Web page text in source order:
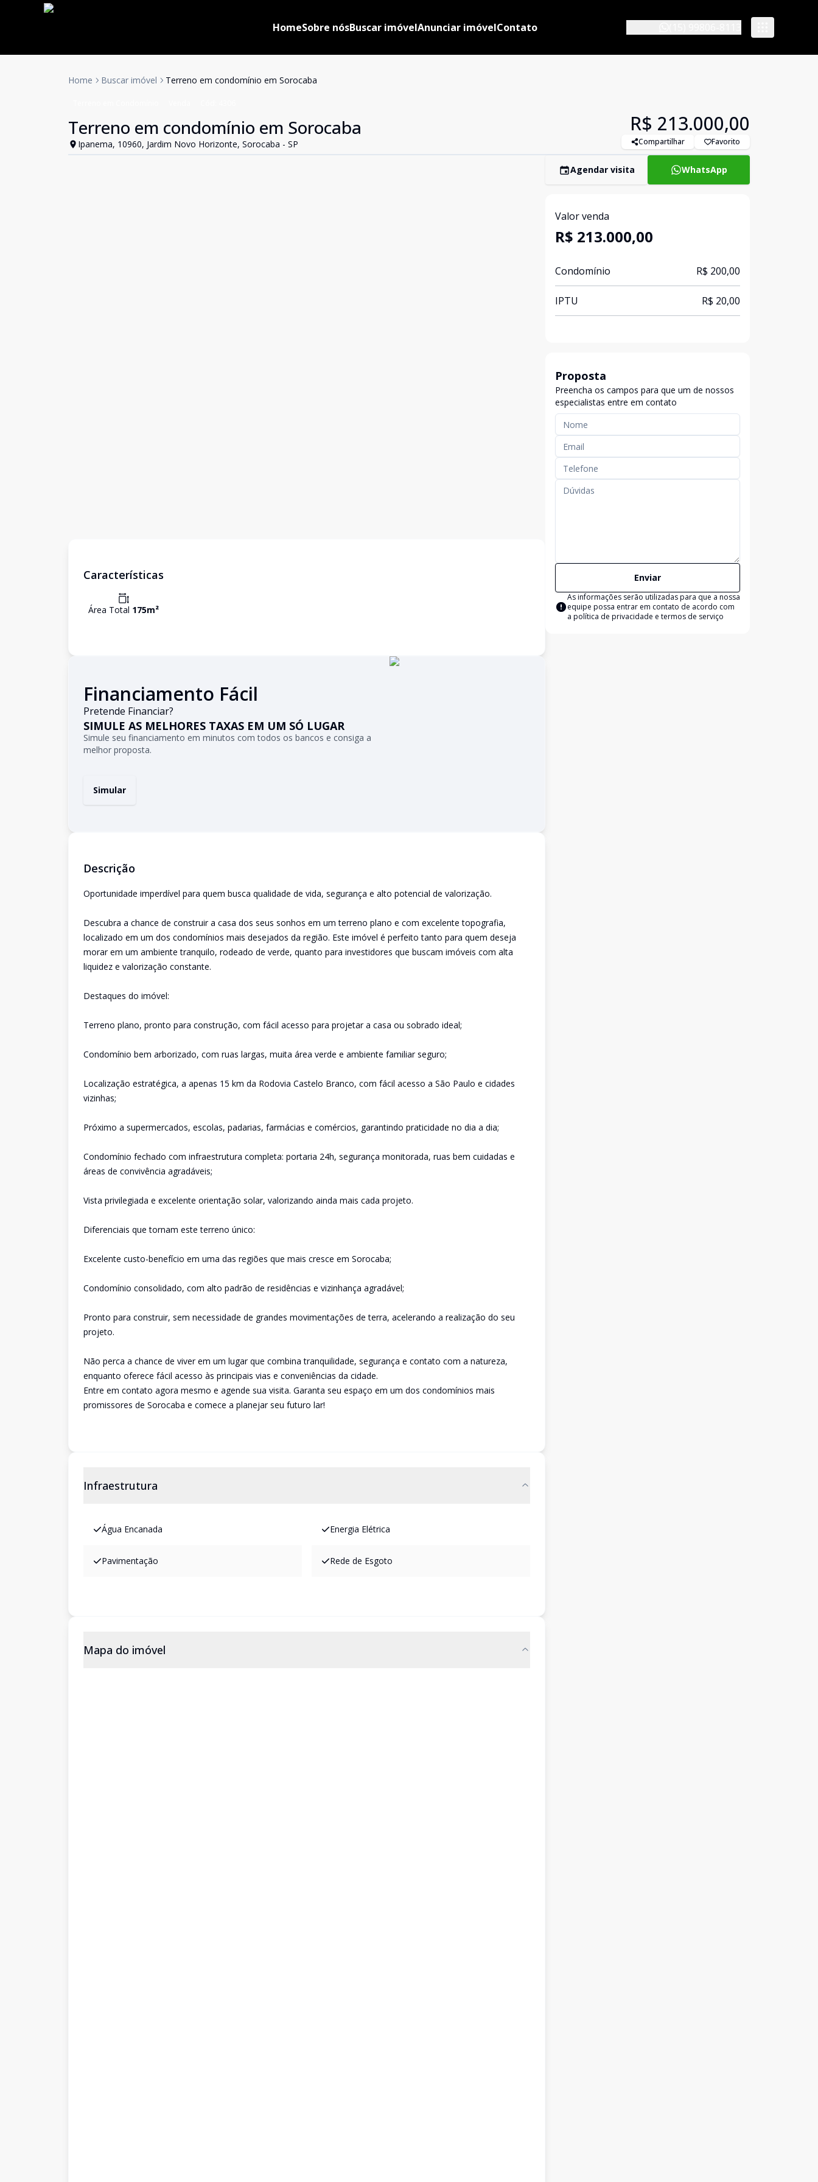
HomeSobre nósBuscar imóvelAnunciar imóvelContato
Home Buscar imóvel Terreno em condomínio em Sorocaba
Terreno em condomínio em Sorocaba
Ipanema, 10960, Jardim Novo Horizonte, Sorocaba - SP
R$ 213.000,00
Compartilhar Favorito
Características
Área Total 175m²
Financiamento Fácil
Pretende Financiar?
SIMULE AS MELHORES TAXAS EM UM SÓ LUGAR
Simule seu financiamento em minutos com todos os bancos e consiga a
melhor proposta.
Simular
Descrição
Oportunidade imperdível para quem busca qualidade de vida, segurança e alto potencial de valorização.
Descubra a chance de construir a casa dos seus sonhos em um terreno plano e com excelente topografia,
localizado em um dos condomínios mais desejados da região. Este imóvel é perfeito tanto para quem deseja
morar em um ambiente tranquilo, rodeado de verde, quanto para investidores que buscam imóveis com alta
liquidez e valorização constante.
Destaques do imóvel:
Terreno plano, pronto para construção, com fácil acesso para projetar a casa ou sobrado ideal;
Condomínio bem arborizado, com ruas largas, muita área verde e ambiente familiar seguro;
Localização estratégica, a apenas 15 km da Rodovia Castelo Branco, com fácil acesso a São Paulo e cidades
vizinhas;
Próximo a supermercados, escolas, padarias, farmácias e comércios, garantindo praticidade no dia a dia;
Condomínio fechado com infraestrutura completa: portaria 24h, segurança monitorada, ruas bem cuidadas e
áreas de convivência agradáveis;
Vista privilegiada e excelente orientação solar, valorizando ainda mais cada projeto.
Diferenciais que tornam este terreno único:
Excelente custo-benefício em uma das regiões que mais cresce em Sorocaba;
Condomínio consolidado, com alto padrão de residências e vizinhança agradável;
Pronto para construir, sem necessidade de grandes movimentações de terra, acelerando a realização do seu
projeto.
Não perca a chance de viver em um lugar que combina tranquilidade, segurança e contato com a natureza,
enquanto oferece fácil acesso às principais vias e conveniências da cidade.
Entre em contato agora mesmo e agende sua visita. Garanta seu espaço em um dos condomínios mais
promissores de Sorocaba e comece a planejar seu futuro lar!
Infraestrutura
Água Encanada Energia Elétrica
Pavimentação Rede de Esgoto
Mapa do imóvel
Agendar visita WhatsApp
Valor venda
R$ 213.000,00
Condomínio R$ 200,00
IPTU R$ 20,00
Proposta
Preencha os campos para que um de nossos
especialistas entre em contato
Enviar
As informações serão utilizadas para que a nossa
equipe possa entrar em contato de acordo com
a política de privacidade e termos de serviço